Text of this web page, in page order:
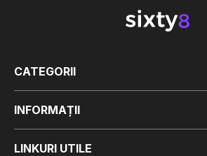
CATEGORII
INFORMAȚII
LINKURI UTILE